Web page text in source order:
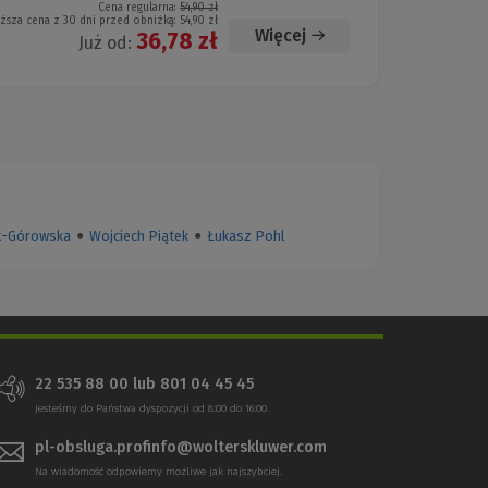
Cena regularna: 54,90 zł
cena z 30 dni przed obniżką: 54,90 zł
Już od: 36,78 zł Więcej
Górowska ● Wojciech Piątek ● Łukasz Pohl
22 535 88 00 lub 801 04 45 45
Jesteśmy do Państwa dyspozycji od 8:00 do 16:00
pl-obsluga.profinfo@wolterskluwer.com
Na wiadomość odpowiemy możliwe jak najszybciej.